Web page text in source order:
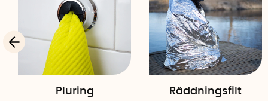
Pluring
Räddningsfilt